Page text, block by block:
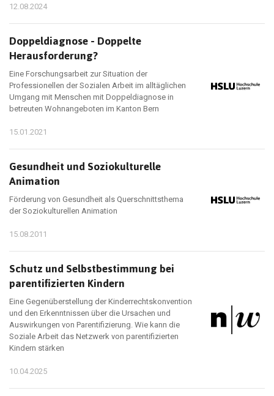
12.08.2024
Doppeldiagnose - Doppelte
Herausforderung?
Eine Forschungsarbeit zur Situation der
Professionellen der Sozialen Arbeit im alltäglichen
Umgang mit Menschen mit Doppeldiagnose in
betreuten Wohnangeboten im Kanton Bern
15.01.2021
Gesundheit und Soziokulturelle
Animation
Förderung von Gesundheit als Querschnittsthema
der Soziokulturellen Animation
15.08.2011
Schutz und Selbstbestimmung bei
parentifizierten Kindern
Eine Gegenüberstellung der Kinderrechtskonvention
und den Erkenntnissen über die Ursachen und
Auswirkungen von Parentifizierung. Wie kann die
Soziale Arbeit das Netzwerk von parentifizierten
Kindern stärken
10.04.2025